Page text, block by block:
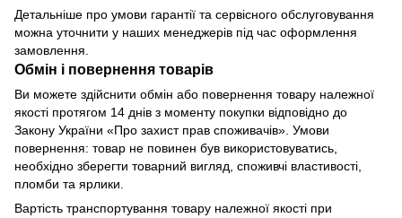
Детальніше про умови гарантії та сервісного обслуговування
можна уточнити у наших менеджерів під час оформлення
замовлення.
Обмін і повернення товарів
Ви можете здійснити обмін або повернення товару належної
якості протягом 14 днів з моменту покупки відповідно до
Закону України «Про захист прав споживачів». Умови
повернення: товар не повинен був використовуватись,
необхідно зберегти товарний вигляд, споживчі властивості,
пломби та ярлики.
Вартість транспортування товару належної якості при